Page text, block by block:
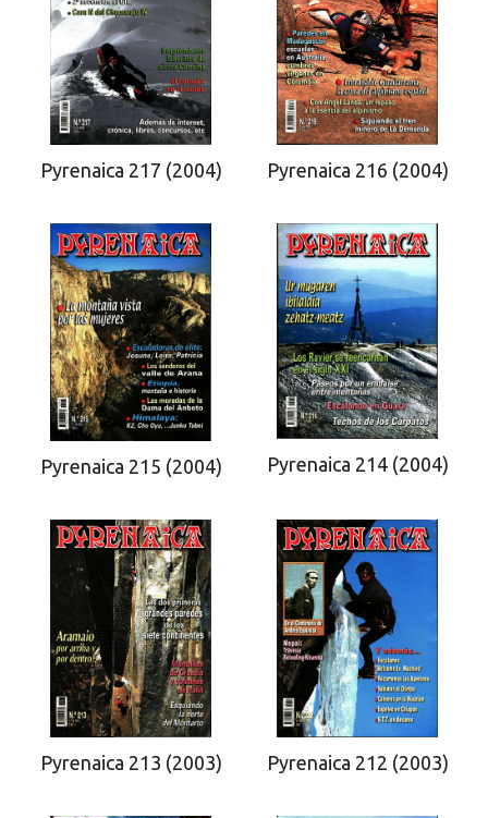
Pyrenaica 217 (2004) Pyrenaica 216 (2004)
Pyrenaica 215 (2004) Pyrenaica 214 (2004)
Pyrenaica 213 (2003) Pyrenaica 212 (2003)